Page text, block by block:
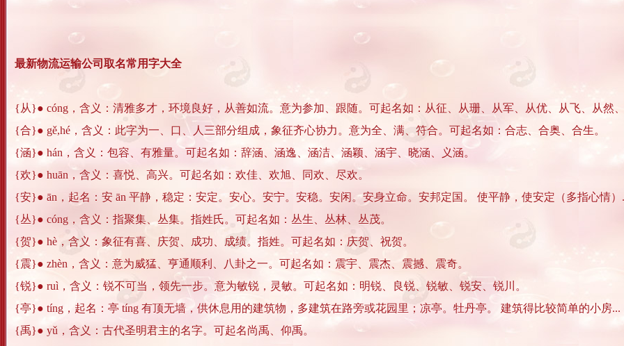
最新物流运输公司取名常用字大全
{从}● cóng，含义：清雅多才，环境良好，从善如流。意为参加、跟随。可起名如：从征、从珊、从军、从优、从飞、从然
{合}● gě,hé，含义：此字为一、口、人三部分组成，象征齐心协力。意为全、满、符合。可起名如：合志、合奥、合生。
{涵}● hán，含义：包容、有雅量。可起名如：辞涵、涵逸、涵洁、涵颖、涵宇、晓涵、义涵。
{欢}● huān，含义：喜悦、高兴。可起名如：欢佳、欢旭、同欢、尽欢。
{安}● ān，起名：安 ān 平静，稳定：安定。安心。安宁。安稳。安闲。安身立命。安邦定国。 使平静，使安定（多指心情）
{丛}● cóng，含义：指聚集、丛集。指姓氏。可起名如：丛生、丛林、丛茂。
{贺}● hè，含义：象征有喜、庆贺、成功、成绩。指姓。可起名如：庆贺、祝贺。
{震}● zhèn，含义：意为威猛、亨通顺利、八卦之一。可起名如：震宇、震杰、震撼、震奇。
{锐}● ruì，含义：锐不可当，领先一步。意为敏锐，灵敏。可起名如：明锐、良锐、锐敏、锐安、锐川。
{亭}● tíng，起名：亭 tíng 有顶无墙，供休息用的建筑物，多建筑在路旁或花园里；凉亭。牡丹亭。 建筑得比较简单的小房...
{禹}● yǔ，含义：古代圣明君主的名字。可起名尚禹、仰禹。